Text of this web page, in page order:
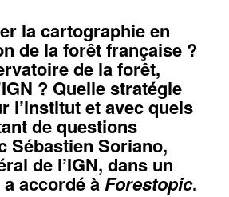
la cartographie en
de la forêt française ?
de la forêt,
? Quelle stratégie
l’institut et avec quels
de questions
Sébastien Soriano,
de l’IGN, dans un
accordé àForestopic.